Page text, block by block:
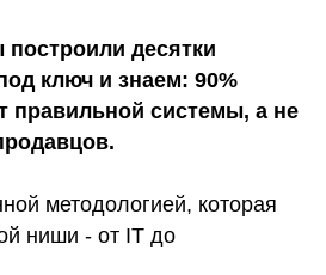
десятки
ключ и знаем: 90%
правильной системы, а не
методологией, которая
ниши - от IT до